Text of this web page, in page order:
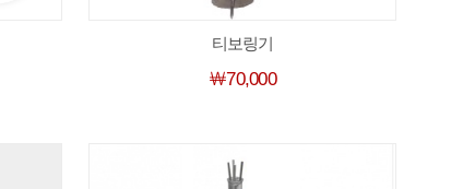
티보링기
￦70,000